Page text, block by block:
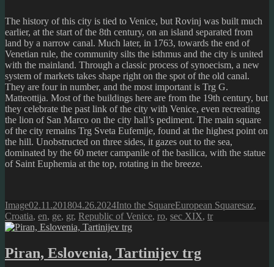
The history of this city is tied to Venice, but Rovinj was built much
earlier, at the start of the 8th century, on an island separated from
land by a narrow canal. Much later, in 1763, towards the end of
Venetian rule, the community silts the isthmus and the city is united
with the mainland. Through a classic process of synoecism, a new
system of markets takes shape right on the spot of the old canal.
They are four in number, and the most important is Trg G.
Matteottija. Most of the buildings here are from the 19th century, but
they celebrate the past link of the city with Venice, even recreating
the lion of San Marco on the city hall’s pediment. The main square
of the city remains Trg Sveta Eufemije, found at the highest point on
the hill. Unobstructed on three sides, it gazes out to the sea,
dominated by the 60 meter campanile of the basilica, with the statue
of Saint Euphemia at the top, rotating in the breeze.
Format
ImagePosted
on
02.11.201804.26.2024Author
Into the SquareCategories
European SquaresTags
az,
Croatia, en, ge, gr, Republic of Venice, ro, sec XIX, tr
Piran, Eslovenia, Tartinijev trg